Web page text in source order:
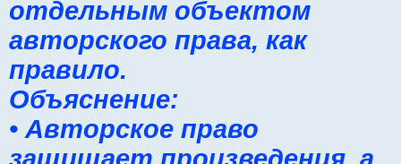
отдельным объектом
авторского права, как
правило.
Объяснение:
• Авторское право